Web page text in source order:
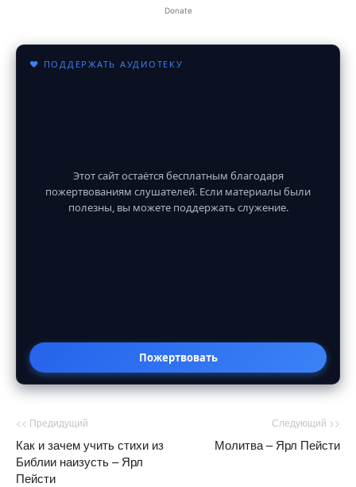
Donate
♥ ПОДДЕРЖАТЬ АУДИОТЕКУ
Этот сайт остаётся бесплатным благодаря
пожертвованиям слушателей. Если материалы были
полезны, вы можете поддержать служение.
Пожертвовать
<< Предидущий
Как и зачем учить стихи из
Библии наизусть – Ярл
Пейсти
Следующий >>
Молитва – Ярл Пейсти